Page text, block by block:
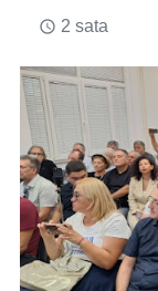
access_time 2 sata